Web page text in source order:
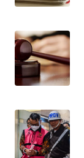
TAPANULI
TENGAH
WN DELI
WN
TEBING
TINGGI